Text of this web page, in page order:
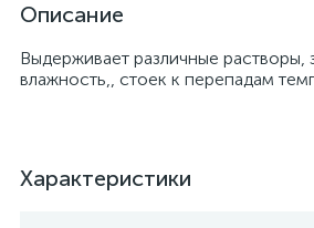
Описание
Выдерживает различные растворы,
влажность,, стоек к перепадам
Характеристики